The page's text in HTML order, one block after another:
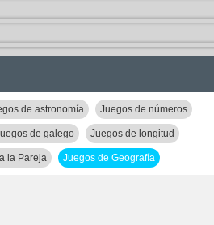
de astronomía Juegos de números
de galego Juegos de longitud
la Pareja Juegos de Geografía